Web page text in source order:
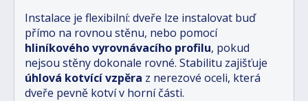
Instalace je flexibilní: dveře lze instalovat buď
přímo na rovnou stěnu, nebo pomocí
hliníkového vyrovnávacího profilu, pokud
nejsou stěny dokonale rovné. Stabilitu zajišťuje
úhlová kotvící vzpěra z nerezové oceli, která
dveře pevně kotví v horní části.